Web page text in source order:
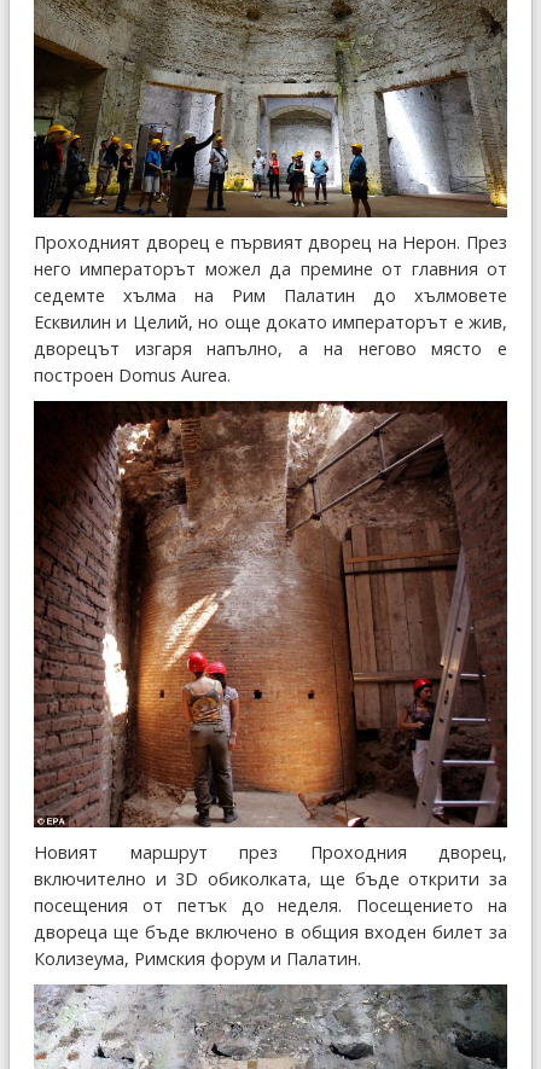
Проходният дворец е първият дворец на Нерон. През
него императорът можел да премине от главния от
седемте хълма на Рим Палатин до хълмовете
Есквилин и Целий, но още докато императорът е жив,
дворецът изгаря напълно, а на негово място е
построен Domus Aurea.
Новият маршрут през Проходния дворец,
включително и 3D обиколката, ще бъде открити за
посещения от петък до неделя. Посещението на
двореца ще бъде включено в общия входен билет за
Колизеума, Римския форум и Палатин.